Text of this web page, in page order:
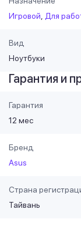
Игровой
Для
Вид
Ноутбуки
Гарантия и
Гарантия
12 мес
Бренд
Asus
Страна
Тайвань